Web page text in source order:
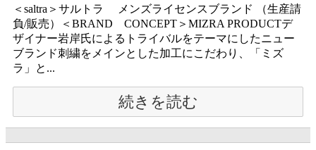
＜saltra＞サルトラ メンズライセンスブランド （生産請
負/販売）＜BRAND CONCEPT＞MIZRA PRODUCTデ
ザイナー岩岸氏によるトライバルをテーマにしたニュー
ブランド刺繍をメインとした加工にこだわり、「ミズ
ラ」と...
続きを読む